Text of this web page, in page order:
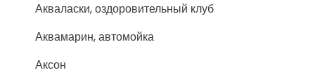
Акваласки, оздоровительный клуб
Аквамарин, автомойка
Аксон